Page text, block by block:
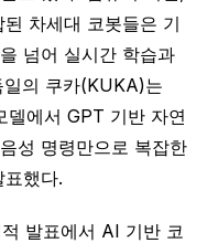
차세대 코봇들은 기
넘어 실시간 학습과
의 쿠카(KUKA)는
델에서 GPT 기반 자연
성 명령만으로 복잡한
했다.
발표에서 AI 기반 코